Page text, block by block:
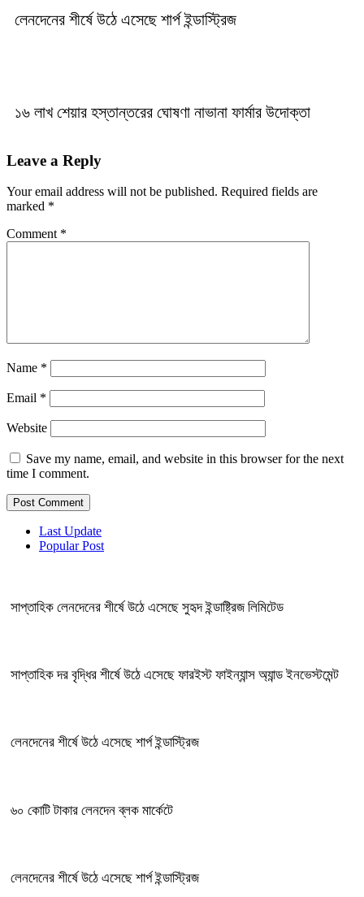
লেনদেনের শীর্ষে উঠে এসেছে শার্প ইন্ডাস্ট্রিজ
১৬ লাখ শেয়ার হস্তান্তরের ঘোষণা নাভানা ফার্মার উদোক্তা
Leave a Reply
Your email address will not be published. Required fields are
marked *
Comment *
Name *
Email *
Website
Save my name, email, and website in this browser for the next
time I comment.
Last Update
Popular Post
সাপ্তাহিক লেনদেনের শীর্ষে উঠে এসেছে সুহৃদ ইন্ডাষ্ট্রিজ লিমিটেড
সাপ্তাহিক দর বৃদ্ধির শীর্ষে উঠে এসেছে ফারইস্ট ফাইন্যান্স অ্যান্ড ইনভেস্টমেন্ট
লেনদেনের শীর্ষে উঠে এসেছে শার্প ইন্ডাস্ট্রিজ
৬০ কোটি টাকার লেনদেন ব্লক মার্কেটে
লেনদেনের শীর্ষে উঠে এসেছে শার্প ইন্ডাস্ট্রিজ